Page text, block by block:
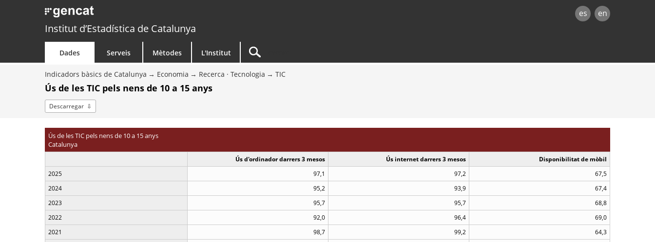
es en
Institut d’Estadística de Catalunya
Dades Serveis Mètodes L'Institut
Indicadors bàsics de Catalunya Economia Recerca · Tecnologia TIC
Ús de les TIC pels nens de 10 a 15 anys
Descarregar
Ús de les TIC pels nens de 10 a 15 anys
Catalunya
Ús d'ordinador darrers 3 mesos Ús internet darrers 3 mesos
Disponibilitat de mòbil
2025
97,1 97,2
67,5
2024
95,2 93,9
67,4
2023
95,7 95,7
68,8
2022
92,0 96,4
69,0
2021
98,7 99,2
64,3